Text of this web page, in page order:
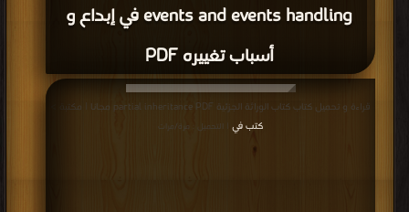
events and events handling في إبداع و
أسباب تغييره PDF
قراءة و تحميل كتاب كتاب الوراثة الجزئية partial inheritance PDF مجانا | مكتبة >
كتب في
| التحميل : مرة/مرات